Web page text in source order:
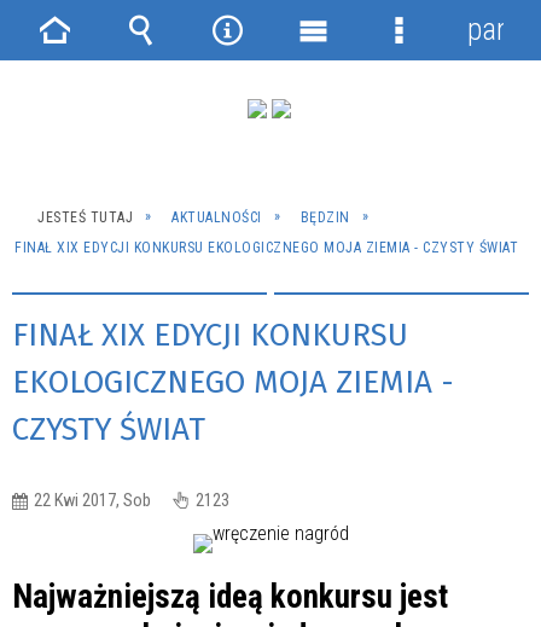
JESTEŚ TUTAJ AKTUALNOŚCI
BĘDZIN
FINAŁ XIX EDYCJI KONKURSU EKOLOGICZNEGO MOJA ZIEMIA - CZYSTY ŚWIAT
FINAŁ XIX EDYCJI KONKURSU
EKOLOGICZNEGO MOJA ZIEMIA -
CZYSTY ŚWIAT
22 Kwi 2017, Sob 2123
Najważniejszą ideą konkursu jest
Strona Wyszukiwarka
NarzędziaMenu
Menu
panel